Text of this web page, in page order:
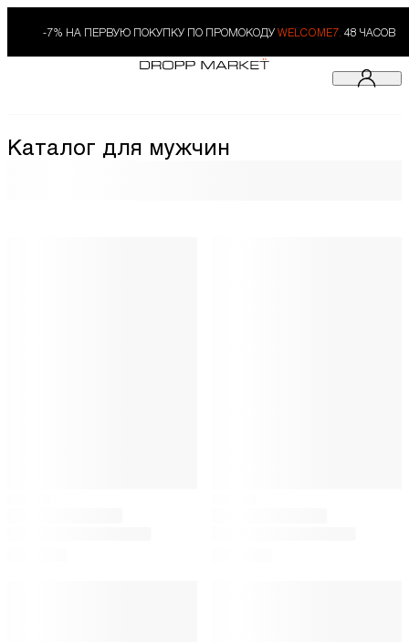
-7% НА ПЕРВУЮ ПОКУПКУ ПО ПРОМОКОДУ WELCOME7. 48 ЧАСОВ
Каталог для мужчин